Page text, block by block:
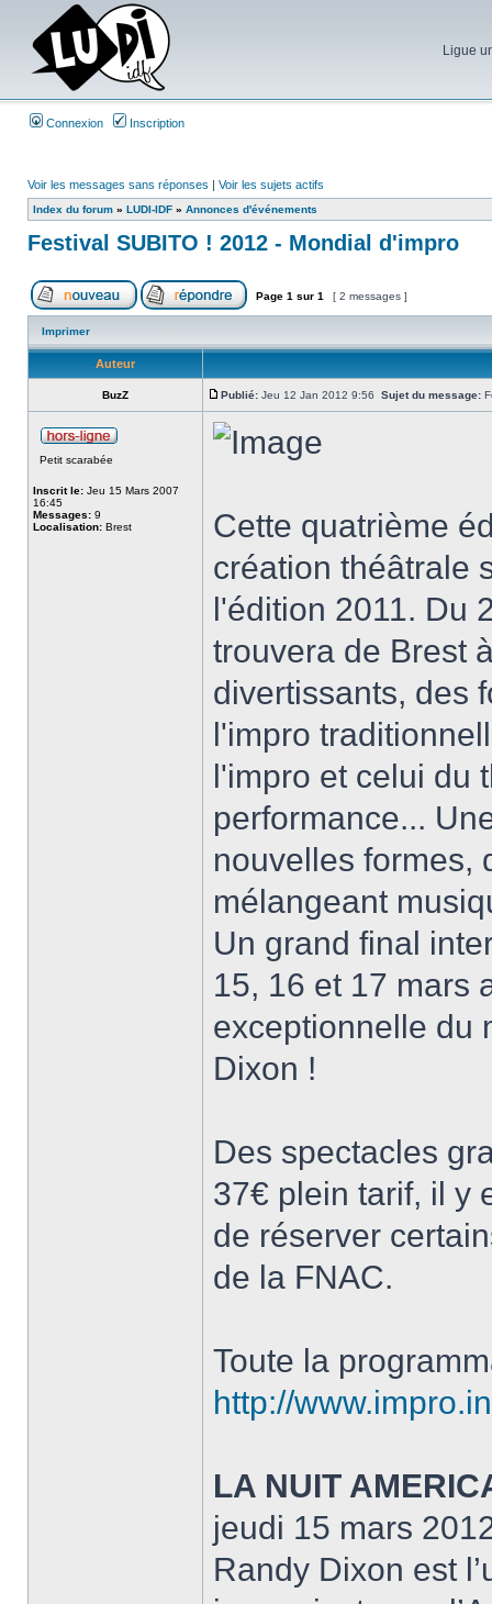
Ligue
Connexion Inscription
Voir les messages sans réponses | Voir les sujets actifs
Index du forum » LUDI-IDF » Annonces d'événements
Festival SUBITO ! 2012 - Mondial d'impro
Page 1 sur 1 [ 2 messages ]
Imprimer
Auteur
BuzZ Publié: Jeu 12 Jan 2012 9:56 Sujet du message:
Petit scarabée
Inscrit le: Jeu 15 Mars 2007
16:45
Messages: 9
Localisation: Brest
Cette quatrième
création théâtrale
l'édition 2011. Du
trouvera de Brest
divertissants, des
l'impro
l'impro et celui du
performance...
nouvelles formes,
mélangeant
Un grand final
15, 16 et 17 mars
exceptionnelle du
Dixon !
Des spectacles
37€ plein tarif, il y
de réserver
de la FNAC.
Toute la
http://
LA NUIT
jeudi 15 mars
Randy Dixon est